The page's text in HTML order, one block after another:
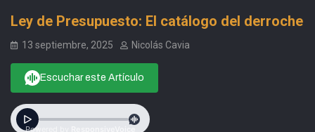
Ley de Presupuesto: El catálogo del derroche
13 septiembre, 2025 Nicolás Cavia
Escuchar este Artículo